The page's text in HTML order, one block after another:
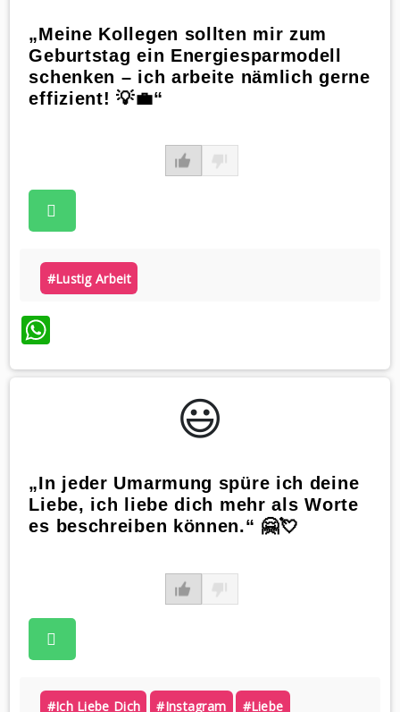
„Meine Kollegen sollten mir zum
Geburtstag ein Energiesparmodell
schenken – ich arbeite nämlich gerne
effizient! 💡💼“
#lustig Arbeit
WhatsApp
😃️
„In jeder Umarmung spüre ich deine
Liebe, ich liebe dich mehr als Worte
es beschreiben können.“ 🤗💘
#ich Liebe Dich #instagram #liebe